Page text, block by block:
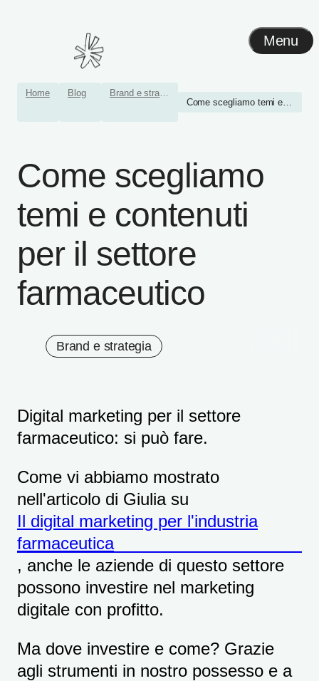
Menu
Home Blog
Brand e strategia
Come scegliamo temi e cont...
Come scegliamo
temi e contenuti
per il settore
farmaceutico
Brand e strategia
Digital marketing per il settore
farmaceutico: si può fare.
Come vi abbiamo mostrato
nell'articolo di Giulia su
Il digital marketing per l'industria
farmaceutica
, anche le aziende di questo settore
possono investire nel marketing
digitale con profitto.
Ma dove investire e come? Grazie
agli strumenti in nostro possesso e a